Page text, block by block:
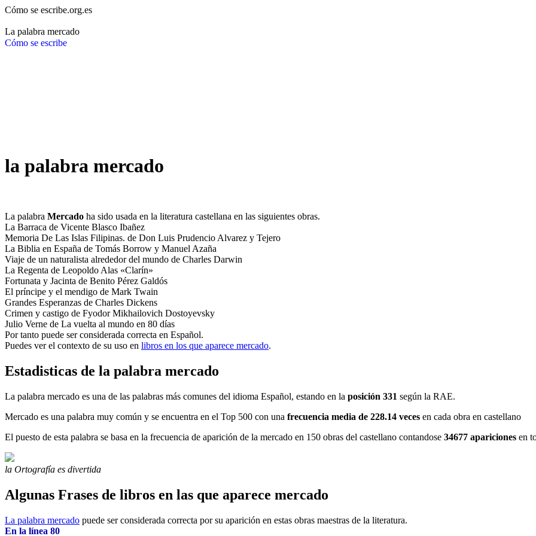
Cómo se escribe.org.es
La palabra mercado
Cómo se escribe
la palabra mercado
La palabra Mercado ha sido usada en la literatura castellana en las siguientes obras.
La Barraca de Vicente Blasco Ibañez
Memoria De Las Islas Filipinas. de Don Luis Prudencio Alvarez y Tejero
La Biblia en España de Tomás Borrow y Manuel Azaña
Viaje de un naturalista alrededor del mundo de Charles Darwin
La Regenta de Leopoldo Alas «Clarín»
Fortunata y Jacinta de Benito Pérez Galdós
El príncipe y el mendigo de Mark Twain
Grandes Esperanzas de Charles Dickens
Crimen y castigo de Fyodor Mikhailovich Dostoyevsky
Julio Verne de La vuelta al mundo en 80 días
Por tanto puede ser considerada correcta en Español.
Puedes ver el contexto de su uso en libros en los que aparece mercado.
Estadisticas de la palabra mercado
La palabra mercado es una de las palabras más comunes del idioma Español, estando en la posición 331 según la RAE.
Mercado es una palabra muy común y se encuentra en el Top 500 con una frecuencia media de 228.14 veces en cada obra en castellano
El puesto de esta palabra se basa en la frecuencia de aparición de la mercado en 150 obras del castellano contandose 34677 apariciones en
la Ortografía es divertida
Algunas Frases de libros en las que aparece mercado
La palabra mercado puede ser considerada correcta por su aparición en estas obras maestras de la literatura.
En la línea 80